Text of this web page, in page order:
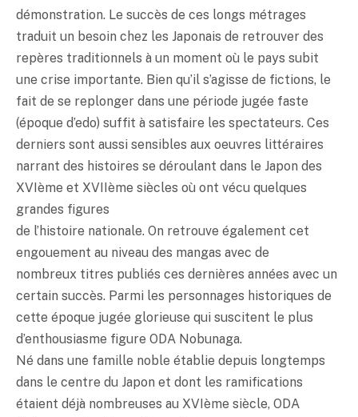
démonstration. Le succès de ces longs métrages
traduit un besoin chez les Japonais de retrouver des
repères traditionnels à un moment où le pays subit
une crise importante. Bien qu’il s’agisse de fictions, le
fait de se replonger dans une période jugée faste
(époque d’edo) suffit à satisfaire les spectateurs. Ces
derniers sont aussi sensibles aux oeuvres littéraires
narrant des histoires se déroulant dans le Japon des
XVIème et XVIIème siècles où ont vécu quelques
grandes figures
de l’histoire nationale. On retrouve également cet
engouement au niveau des mangas avec de
nombreux titres publiés ces dernières années avec un
certain succès. Parmi les personnages historiques de
cette époque jugée glorieuse qui suscitent le plus
d’enthousiasme figure ODA Nobunaga.
Né dans une famille noble établie depuis longtemps
dans le centre du Japon et dont les ramifications
étaient déjà nombreuses au XVIème siècle, ODA